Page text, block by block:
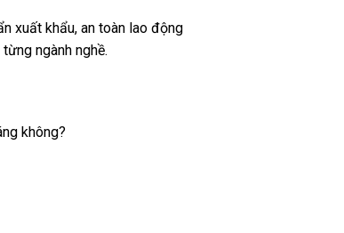
xuất khẩu, an toàn lao động
ngành nghề.
không?